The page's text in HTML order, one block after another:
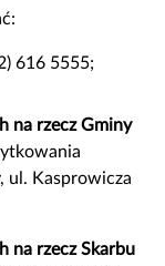
616 5555;
na rzecz Gminy
ul. Kasprowicza
na rzecz Skarbu